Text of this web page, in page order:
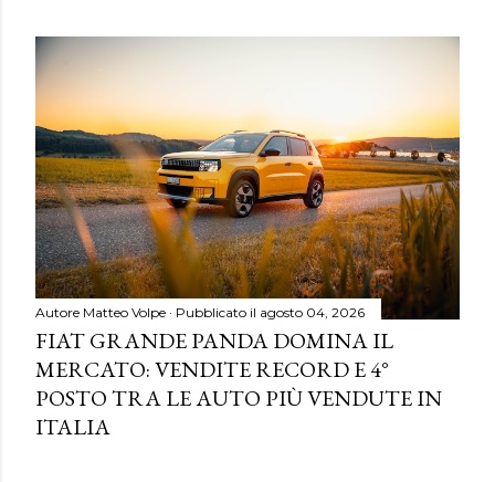
Autore Matteo Volpe Pubblicato il agosto 04, 2026
FIAT GRANDE PANDA DOMINA IL
MERCATO: VENDITE RECORD E 4°
POSTO TRA LE AUTO PIÙ VENDUTE IN
ITALIA